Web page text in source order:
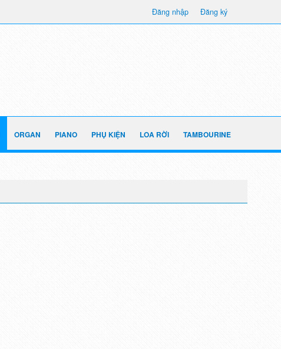
Đăng ký
Đăng nhập
ORGAN PIANO PHỤ KIỆN LOA RỜI TAMBOURINE